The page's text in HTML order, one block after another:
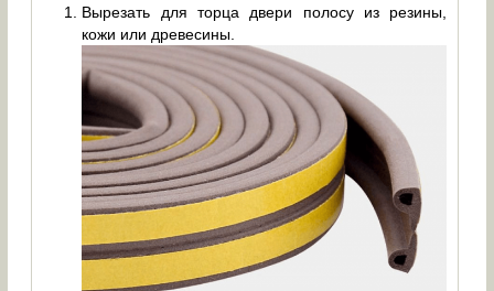
Вырезать для торца двери полосу из резины,
кожи или древесины.